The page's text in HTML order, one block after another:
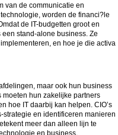
van de communicatie en
worden de financi?le
de IT-budgetten groot en
stand-alone business. Ze
en hoe je die activa
maar ook hun business
moeten hun zakelijke partners
hoe IT daarbij kan helpen. CIO’s
en identificeren manieren
meer dan alleen lijn te
en business.